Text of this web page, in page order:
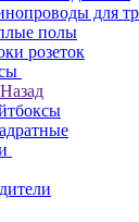
для
полы
розеток
Назад